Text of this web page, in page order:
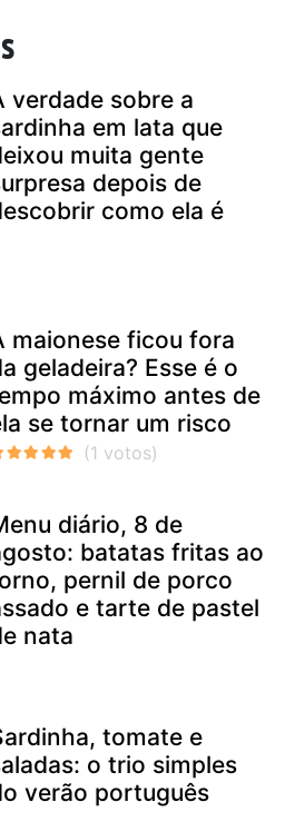
verdade sobre a
em lata que
muita gente
depois de
como ela é
maionese ficou fora
geladeira? Esse é o
máximo antes de
se tornar um risco
diário, 8 de
batatas fritas ao
pernil de porco
e tarte de pastel
nata
tomate e
o trio simples
verão português